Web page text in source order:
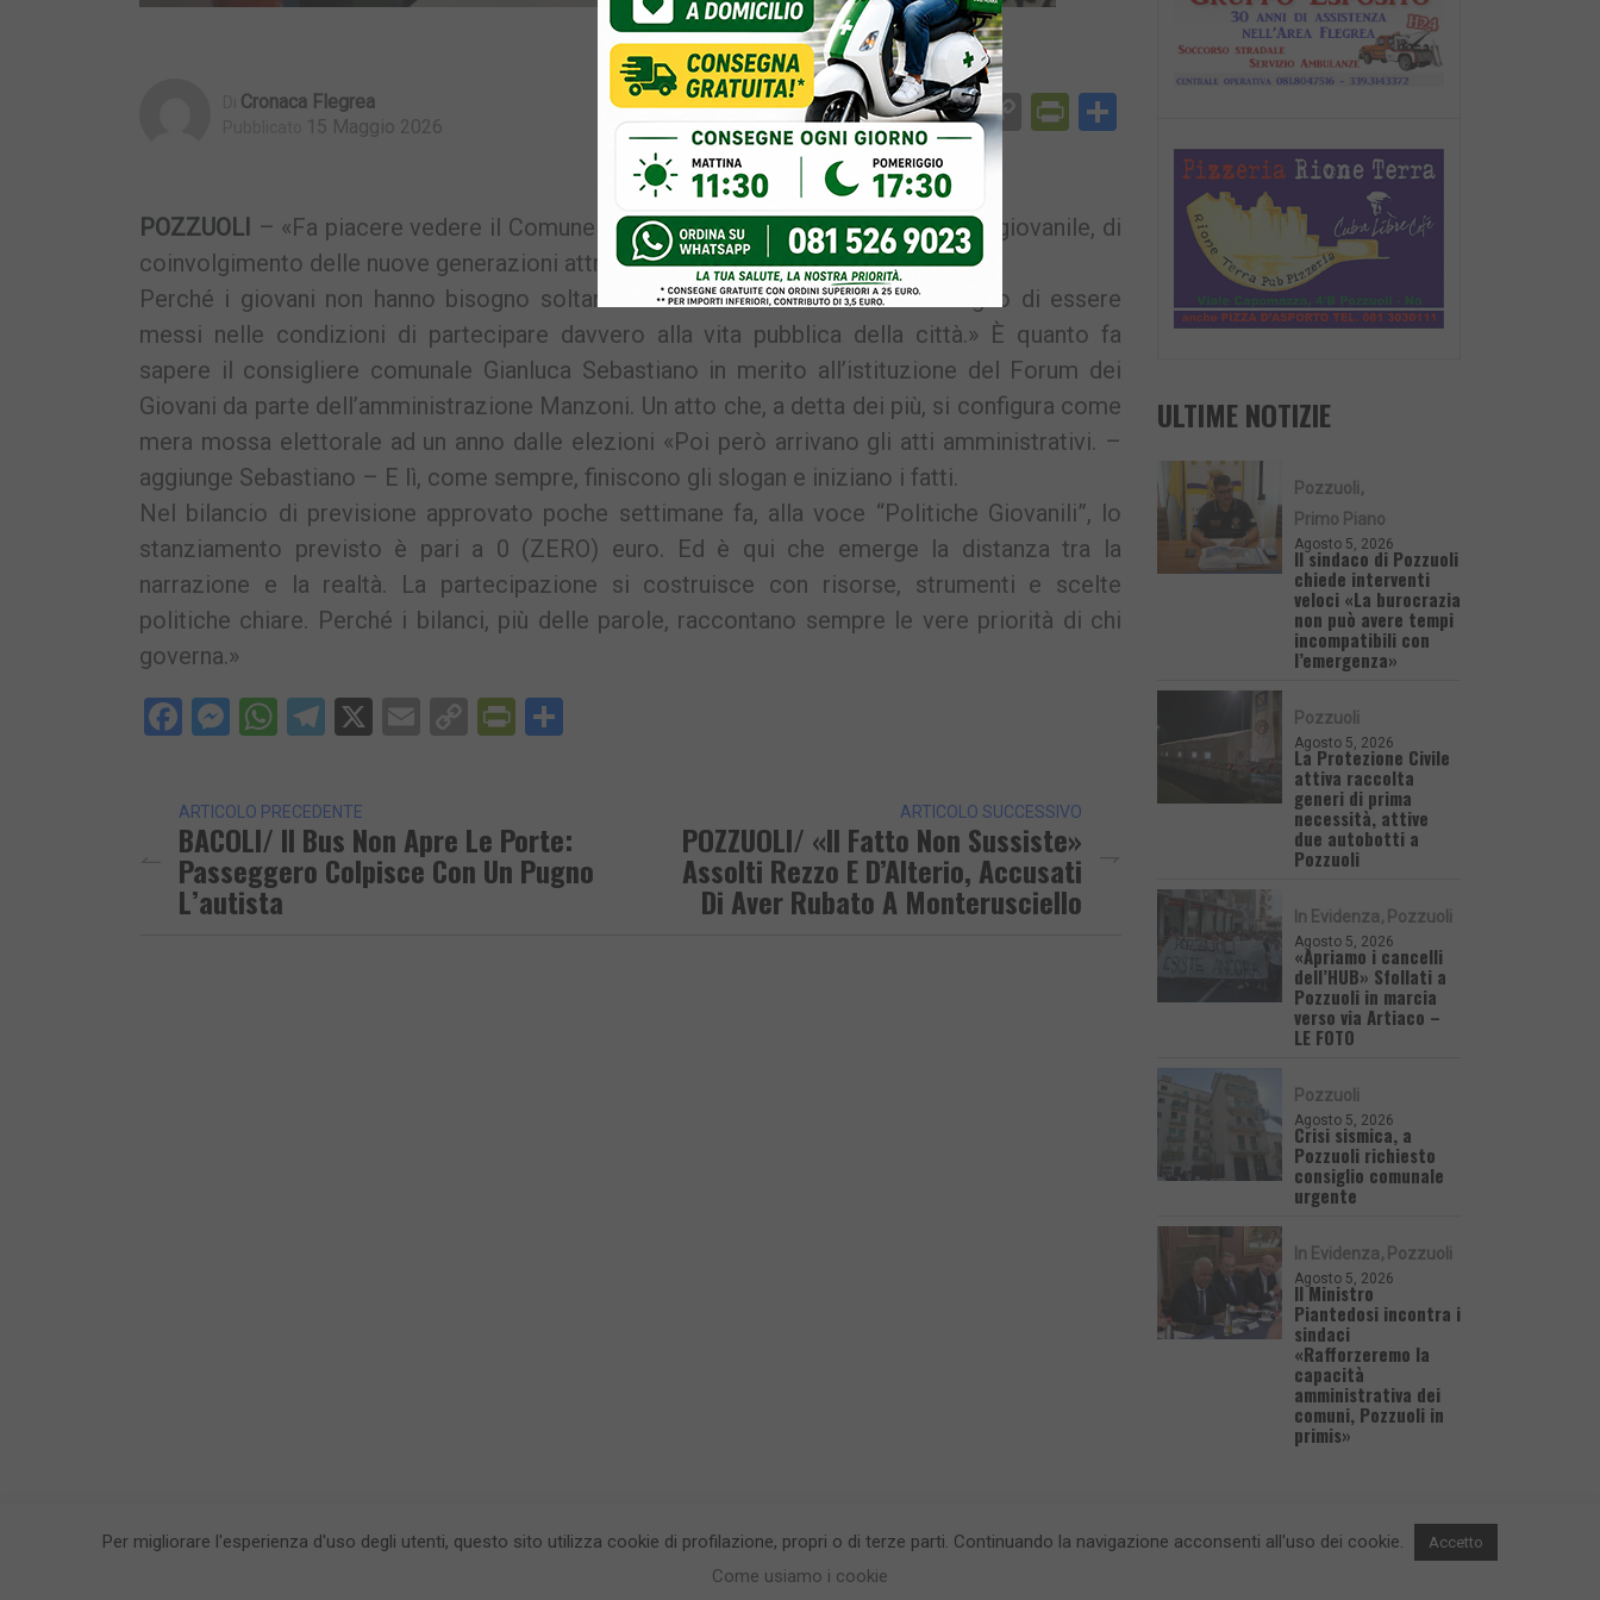
Cronaca Flegrea
15 Maggio 2026 Facebook
Messenger
WhatsApp
Telegram
X EmailCopyPrintFriendly
POZZUOLI – «Fa piacere vedere il Comune di Pozzuoli parlare di partecipazione giovanile, di
coinvolgimento delle nuove generazioni attraverso il Forum dei Giovani.
Perché i giovani non hanno bisogno soltanto di essere ascoltati: hanno bisogno di essere
messi nelle condizioni di partecipare davvero alla vita pubblica della città.» È quanto fa
sapere il consigliere comunale Gianluca Sebastiano in merito all’istituzione del Forum dei
Giovani da parte dell’amministrazione Manzoni. Un atto che, a detta dei più, si configura come
mera mossa elettorale ad un anno dalle elezioni «Poi però arrivano gli atti amministrativi. –
aggiunge Sebastiano – E lì, come sempre, finiscono gli slogan e iniziano i fatti.
Nel bilancio di previsione approvato poche settimane fa, alla voce “Politiche Giovanili”, lo
stanziamento previsto è pari a 0 (ZERO) euro. Ed è qui che emerge la distanza tra la
narrazione e la realtà. La partecipazione si costruisce con risorse, strumenti e scelte
politiche chiare. Perché i bilanci, più delle parole, raccontano sempre le vere priorità di chi
governa.»
Facebook
Messenger
WhatsApp
Telegram
X EmailCopyPrintFriendly
ARTICOLO PRECEDENTE
BACOLI/ Il Bus Non Apre Le Porte:
Passeggero Colpisce Con Un Pugno
L’autista
ARTICOLO SUCCESSIVO
POZZUOLI/ «Il Fatto Non Sussiste»
Assolti Rezzo E D’Alterio, Accusati
Di Aver Rubato A Monterusciello
ULTIME NOTIZIE
Pozzuoli
Primo Piano
Agosto 5, 2026
Il sindaco di Pozzuoli
chiede interventi
veloci «La burocrazia
non può avere tempi
incompatibili con
l’emergenza»
Pozzuoli
Agosto 5, 2026
La Protezione Civile
attiva raccolta
generi di prima
necessità, attive
due autobotti a
Pozzuoli
In Evidenza Pozzuoli
Agosto 5, 2026
«Apriamo i cancelli
dell’HUB» Sfollati a
Pozzuoli in marcia
verso via Artiaco –
LE FOTO
Pozzuoli
Agosto 5, 2026
Crisi sismica, a
Pozzuoli richiesto
consiglio comunale
urgente
In Evidenza Pozzuoli
Agosto 5, 2026
Il Ministro
Piantedosi incontra i
sindaci
«Rafforzeremo la
capacità
amministrativa dei
comuni, Pozzuoli in
primis»
CronacaFlegrea testata giornalistica - aut. Tribunale di Napoli n. 34 del 23/05/2012.
Per migliorare l'esperienza d'uso degli utenti, questo sito utilizza cookie di profilazione, propri o di terze parti. Continuando la navigazione acconsenti all'uso dei cookie. Accetto
Come usiamo i cookie